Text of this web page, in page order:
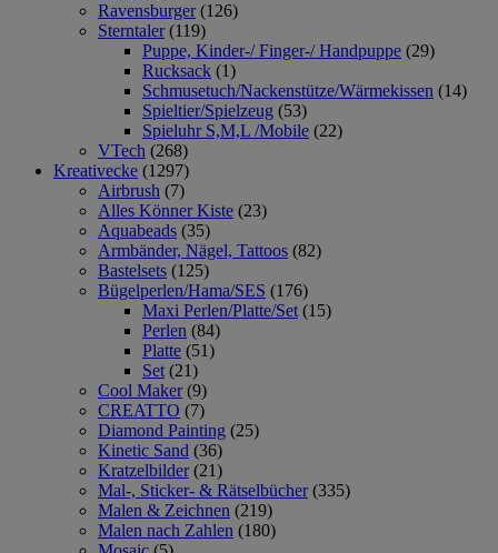
Ravensburger (126)
Sterntaler (119)
Puppe, Kinder-/ Finger-/ Handpuppe (29)
Rucksack (1)
Schmusetuch/Nackenstütze/Wärmekissen (14)
Spieltier/Spielzeug (53)
Spieluhr S,M,L /Mobile (22)
VTech (268)
Kreativecke (1297)
Airbrush (7)
Alles Könner Kiste (23)
Aquabeads (35)
Armbänder, Nägel, Tattoos (82)
Bastelsets (125)
Bügelperlen/Hama/SES (176)
Maxi Perlen/Platte/Set (15)
Perlen (84)
Platte (51)
Set (21)
Cool Maker (9)
CREATTO (7)
Diamond Painting (25)
Kinetic Sand (36)
Kratzelbilder (21)
Mal-, Sticker- & Rätselbücher (335)
Malen & Zeichnen (219)
Malen nach Zahlen (180)